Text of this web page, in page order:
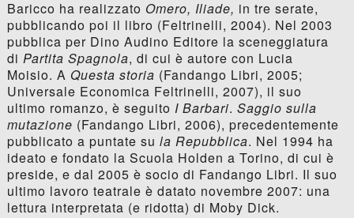
Baricco ha realizzato Omero, Iliade, in tre serate,
pubblicando poi il libro (Feltrinelli, 2004). Nel 2003
pubblica per Dino Audino Editore la sceneggiatura
di Partita Spagnola, di cui è autore con Lucia
Moisio. A Questa storia (Fandango Libri, 2005;
Universale Economica Feltrinelli, 2007), il suo
ultimo romanzo, è seguito I Barbari. Saggio sulla
mutazione (Fandango Libri, 2006), precedentemente
pubblicato a puntate su la Repubblica. Nel 1994 ha
ideato e fondato la Scuola Holden a Torino, di cui è
preside, e dal 2005 è socio di Fandango Libri. Il suo
ultimo lavoro teatrale è datato novembre 2007: una
lettura interpretata (e ridotta) di Moby Dick.